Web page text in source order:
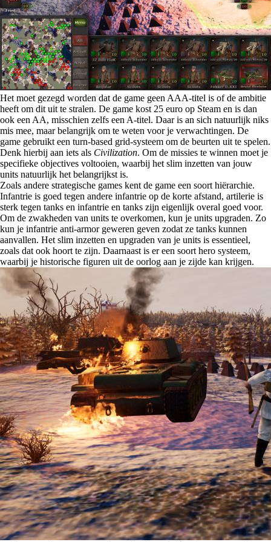
Het moet gezegd worden dat de game geen AAA-titel is of de ambitie
heeft om dit uit te stralen. De game kost 25 euro op Steam en is dan
ook een AA, misschien zelfs een A-titel. Daar is an sich natuurlijk niks
mis mee, maar belangrijk om te weten voor je verwachtingen. De
game gebruikt een turn-based grid-systeem om de beurten uit te spelen.
Denk hierbij aan iets als Civilization. Om de missies te winnen moet je
specifieke objectives voltooien, waarbij het slim inzetten van jouw
units natuurlijk het belangrijkst is.
Zoals andere strategische games kent de game een soort hiërarchie.
Infantrie is goed tegen andere infantrie op de korte afstand, artilerie is
sterk tegen tanks en infantrie en tanks zijn eigenlijk overal goed voor.
Om de zwakheden van units te overkomen, kun je units upgraden. Zo
kun je infantrie anti-armor geweren geven zodat ze tanks kunnen
aanvallen. Het slim inzetten en upgraden van je units is essentieel,
zoals dat ook hoort te zijn. Daarnaast is er een soort hero systeem,
waarbij je historische figuren uit de oorlog aan je zijde kan krijgen.